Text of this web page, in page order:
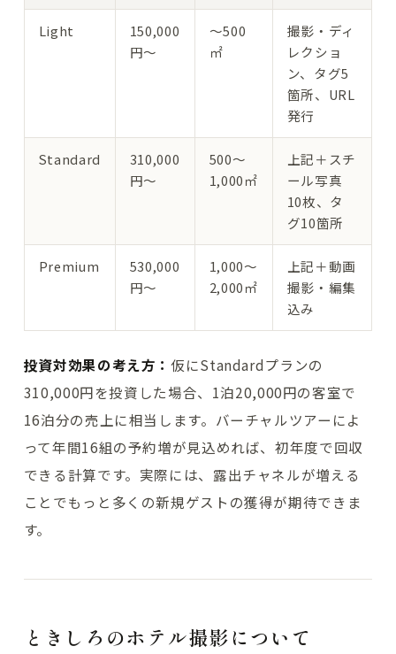
Light
150,000
円〜
〜500
㎡
撮影・ディ
レクショ
ン、タグ5
箇所、URL
発行
Standard
310,000
円〜
500〜
1,000㎡
上記＋スチ
ール写真
10枚、タ
グ10箇所
Premium
530,000
円〜
1,000〜
2,000㎡
上記＋動画
撮影・編集
込み
投資対効果の考え方：仮にStandardプランの
310,000円を投資した場合、1泊20,000円の客室で
16泊分の売上に相当します。バーチャルツアーによ
って年間16組の予約増が見込めれば、初年度で回収
できる計算です。実際には、露出チャネルが増える
ことでもっと多くの新規ゲストの獲得が期待できま
す。
ときしろのホテル撮影について